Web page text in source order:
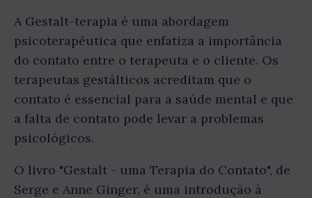
A Gestalt-terapia é uma abordagem
psicoterapêutica que enfatiza a importância
do contato entre o terapeuta e o cliente. Os
terapeutas gestálticos acreditam que o
contato é essencial para a saúde mental e que
a falta de contato pode levar a problemas
psicológicos.
O livro "Gestalt - uma Terapia do Contato", de
Serge e Anne Ginger, é uma introdução à